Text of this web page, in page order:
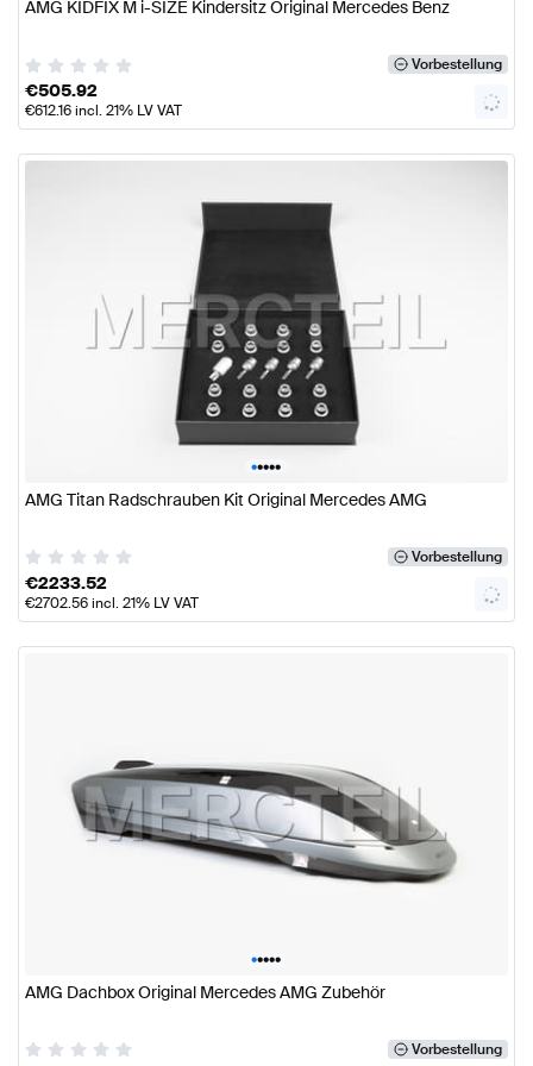
AMG KIDFIX M i-SIZE Kindersitz Original Mercedes Benz
Vorbestellung
€505.92
€612.16incl. 21% LV VAT
•••••
AMG Titan Radschrauben Kit Original Mercedes AMG
Vorbestellung
€2233.52
€2702.56incl. 21% LV VAT
•••••
AMG Dachbox Original Mercedes AMG Zubehör
Vorbestellung